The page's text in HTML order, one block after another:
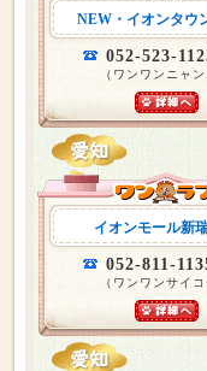
NEW・イオンタウ
052-523-
（ワンワンニャン
イオンモール新
052-811-
（ワンワンサイコ